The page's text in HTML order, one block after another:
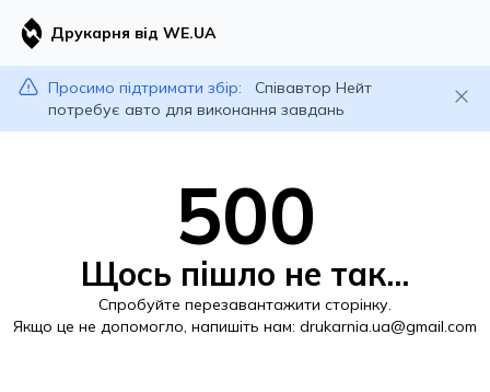
Друкарня від WE.UA
Просимо підтримати збір:
Співавтор Нейт
потребує авто для виконання завдань
500
Щось пішло не так...
Спробуйте перезавантажити сторінку.
Якщо це не допомогло, напишіть нам: drukarnia.ua@gmail.com